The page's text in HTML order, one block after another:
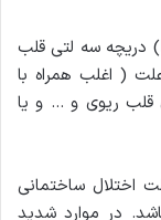
۲- اتیولوژى دوم اختلال عملکردی (Functional) دریچه سه لتی قلب
( اغلب همراه با
قلب ریوی و … و یا
اختلال ساختمانی
در موارد شدید